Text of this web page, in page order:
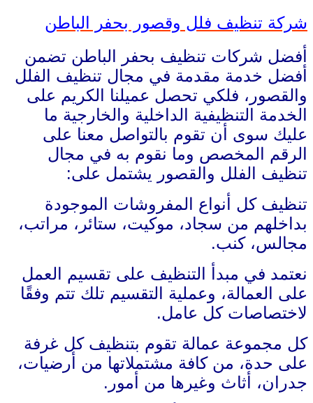
شركة تنظيف فلل وقصور بحفر الباطن
أفضل شركات تنظيف بحفر الباطن تضمن
أفضل خدمة مقدمة في مجال تنظيف الفلل
والقصور، فلكي تحصل عميلنا الكريم على
الخدمة التنظيفية الداخلية والخارجية ما
عليك سوى أن تقوم بالتواصل معنا على
الرقم المخصص وما نقوم به في مجال
تنظيف الفلل والقصور يشتمل على:
تنظيف كل أنواع المفروشات الموجودة
بداخلهم من سجاد، موكيت، ستائر، مراتب،
مجالس، كنب.
نعتمد في مبدأ التنظيف على تقسيم العمل
على العمالة، وعملية التقسيم تلك تتم وفقًا
لاختصاصات كل عامل.
كل مجموعة عمالة تقوم بتنظيف كل غرفة
على حدة، من كافة مشتملاتها من أرضيات،
جدران، أثاث وغيرها من أمور.